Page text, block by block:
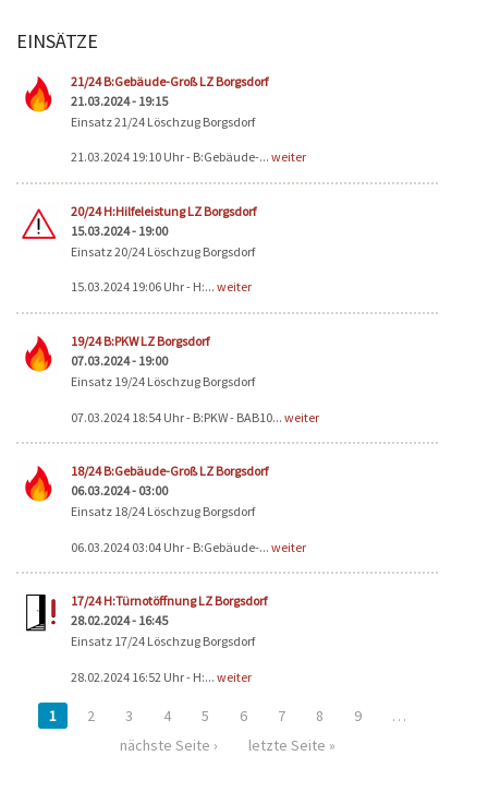
EINSÄTZE
21/24 B:Gebäude-Groß LZ Borgsdorf
21.03.2024 - 19:15
Einsatz 21/24 Löschzug Borgsdorf
21.03.2024 19:10 Uhr - B:Gebäude-... weiter
20/24 H:Hilfeleistung LZ Borgsdorf
15.03.2024 - 19:00
Einsatz 20/24 Löschzug Borgsdorf
15.03.2024 19:06 Uhr - H:... weiter
19/24 B:PKW LZ Borgsdorf
07.03.2024 - 19:00
Einsatz 19/24 Löschzug Borgsdorf
07.03.2024 18:54 Uhr - B:PKW - BAB10... weiter
18/24 B:Gebäude-Groß LZ Borgsdorf
06.03.2024 - 03:00
Einsatz 18/24 Löschzug Borgsdorf
06.03.2024 03:04 Uhr - B:Gebäude-... weiter
17/24 H:Türnotöffnung LZ Borgsdorf
28.02.2024 - 16:45
Einsatz 17/24 Löschzug Borgsdorf
28.02.2024 16:52 Uhr - H:... weiter
Seiten
1 2 3 4 5 6 7 8 9
…
nächste Seite ›
letzte Seite »